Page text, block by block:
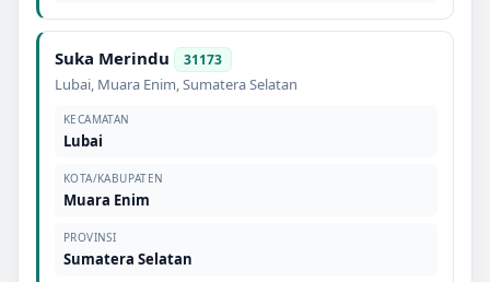
Suka Merindu 31173
Lubai, Muara Enim,Sumatera Selatan
KECAMATAN
Lubai
KOTA/KABUPATEN
Muara Enim
PROVINSI
Sumatera Selatan